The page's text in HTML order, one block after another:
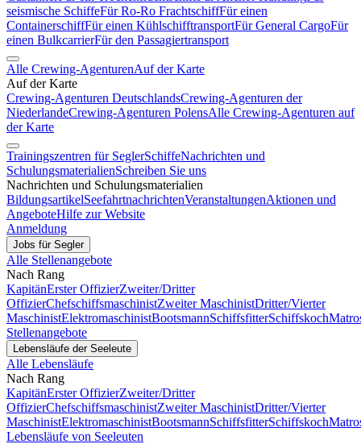
seismische SchiffeFür Ro-Ro FrachtschiffFür einen
ContainerschiffFür einen KühlschifftransportFür General CargoFür
einen BulkcarrierFür den Passagiertransport
Alle Crewing-AgenturenAuf der Karte
Auf der Karte
Crewing-Agenturen DeutschlandsCrewing-Agenturen der
NiederlandeCrewing-Agenturen PolensAlle Crewing-Agenturen auf
der Karte
Trainingszentren für SeglerSchiffeNachrichten und
SchulungsmaterialienSchreiben Sie uns
Nachrichten und Schulungsmaterialien
BildungsartikelSeefahrtnachrichtenVeranstaltungenAktionen und
AngeboteHilfe zur Website
Anmeldung
Jobs für Segler
Alle Stellenangebote
Nach Rang
KapitänErster OffizierZweiter/Dritter
OffizierChefschiffsmaschinistZweiter MaschinistDritter/Vierter
MaschinistElektromaschinistBootsmannSchiffsfitterSchiffskoch
Stellenangebote
Lebensläufe der Seeleute
Alle Lebensläufe
Nach Rang
KapitänErster OffizierZweiter/Dritter
OffizierChefschiffsmaschinistZweiter MaschinistDritter/Vierter
MaschinistElektromaschinistBootsmannSchiffsfitterSchiffskoch
Lebensläufe von Seeleuten